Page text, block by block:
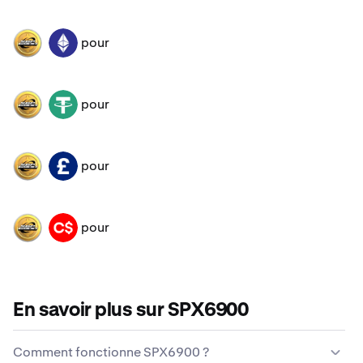
SPX ETH pour
SPX USDT pour
SPX GBP pour
SPX CAD pour
En savoir plus sur SPX6900
Comment fonctionne SPX6900 ?